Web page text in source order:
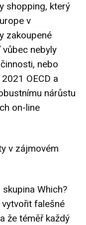
shopping, který
v
zakoupené
nebyly
nebo
OECD a
nárůstu
on-line
v zájmovém
Which?
falešné
a že téměř každý